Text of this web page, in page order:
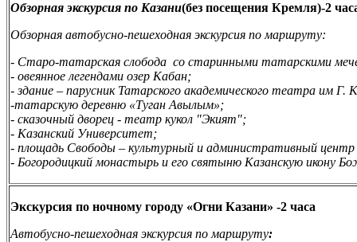
Обзорная экскурсия по Казани(без посещения Кремля)-2
Обзорная автобусно-пешеходная экскурсия по маршруту:
- Старо-татарская слобода со старинными татарскими
- овеянное легендами озер Кабан;
- здание – парусник Татарского академического театра им Г.
-татарскую деревню «Туган Авылым»;
- сказочный дворец - театр кукол "Экият";
- Казанский Университет;
- площадь Свободы – культурный и административный центр
- Богородицкий монастырь и его святыню Казанскую икону
Экскурсия по ночному городу «Огни Казани» -2 часа
Автобусно-пешеходная экскурсия по маршруту: